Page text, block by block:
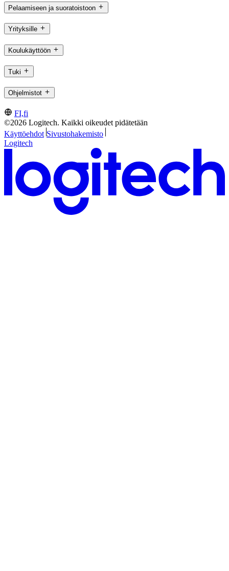
Pelaamiseen ja suoratoistoon
Yrityksille
Koulukäyttöön
Tuki
Ohjelmistot
FI,fi
©2026 Logitech. Kaikki oikeudet pidätetään
Käyttöehdot Sivustohakemisto
Logitech